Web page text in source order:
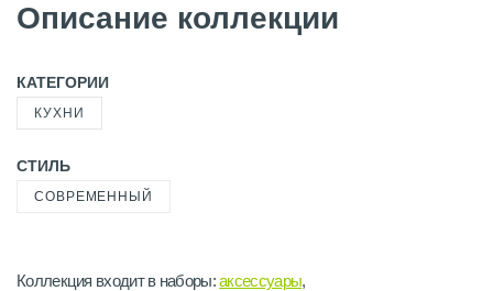
Описание коллекции
КАТЕГОРИИ
КУХНИ
СТИЛЬ
СОВРЕМЕННЫЙ
Коллекция входит в наборы:аксессуары,